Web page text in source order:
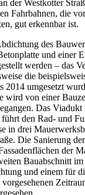
der Westkotter
Fahrbahnen, die
gut erkennbar ist.
des
und einer
werden – das
die
2014 umgesetzt
wird von einer
Das Viadukt
den Rad- und
in drei
Die Sanierung
der
Bauabschnitt
und einem für